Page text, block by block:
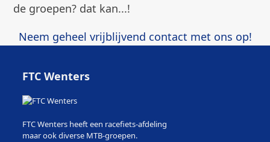
de groepen? dat kan...!
Neem geheel vrijblijvend contact met ons op!
FTC Wenters
FTC Wenters heeft een racefiets-afdeling
maar ook diverse MTB-groepen.